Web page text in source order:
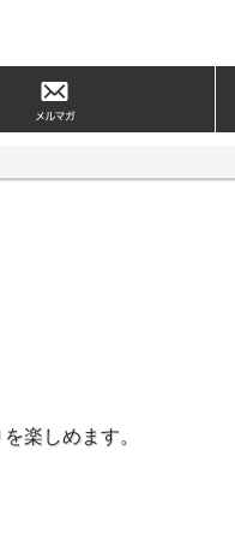
楽しめます。